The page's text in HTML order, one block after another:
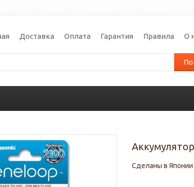
Доставка Оплата Гарантия Правила О
Сделаны в Японии